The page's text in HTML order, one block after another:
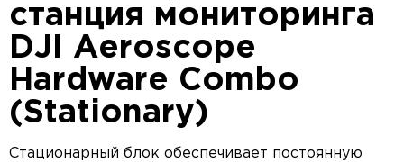
станция мониторинга
DJI Aeroscope
Hardware Combo
(Stationary)
Стационарный блок обеспечивает постоянную